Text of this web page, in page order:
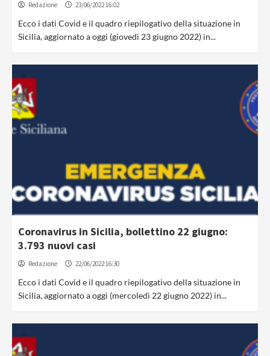
Redazione 23/06/2022 16:02
Ecco i dati Covid e il quadro riepilogativo della situazione in
Sicilia, aggiornato a oggi (giovedì 23 giugno 2022) in...
Coronavirus in Sicilia, bollettino 22 giugno:
3.793 nuovi casi
Redazione 22/06/2022 16:30
Ecco i dati Covid e il quadro riepilogativo della situazione in
Sicilia, aggiornato a oggi (mercoledì 22 giugno 2022) in...